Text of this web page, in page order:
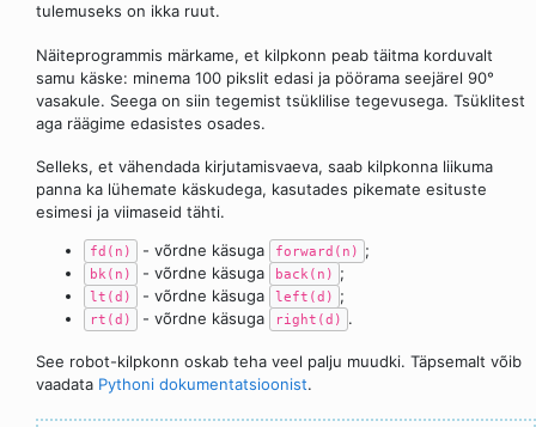
tulemuseks on ikka ruut.
Näiteprogrammis märkame, et kilpkonn peab täitma korduvalt
samu käske: minema 100 pikslit edasi ja pöörama seejärel 90°
vasakule. Seega on siin tegemist tsüklilise tegevusega. Tsüklitest
aga räägime edasistes osades.
Selleks, et vähendada kirjutamisvaeva, saab kilpkonna liikuma
panna ka lühemate käskudega, kasutades pikemate esituste
esimesi ja viimaseid tähti.
fd(n) - võrdne käsuga forward(n) ;
bk(n) - võrdne käsuga back(n) ;
lt(d) - võrdne käsuga left(d) ;
rt(d) - võrdne käsuga right(d) .
See robot-kilpkonn oskab teha veel palju muudki. Täpsemalt võib
vaadata Pythoni dokumentatsioonist.